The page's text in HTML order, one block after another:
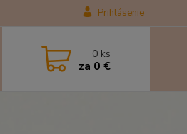
Prihlásenie
0 ks
za 0 €